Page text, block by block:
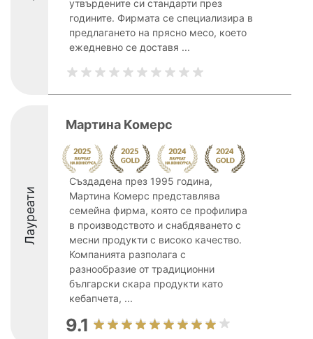
утвърдените си стандарти през
годините. Фирмата се специализира в
предлагането на прясно месо, което
ежедневно се доставя ...
Лауреати
Мартина Kомерс
Създадена през 1995 година,
Мартина Комерс представлява
семейна фирма, която се профилира
в производството и снабдяването с
месни продукти с високо качество.
Компанията разполага с
разнообразие от традиционни
български скара продукти като
кебапчета, ...
9.1